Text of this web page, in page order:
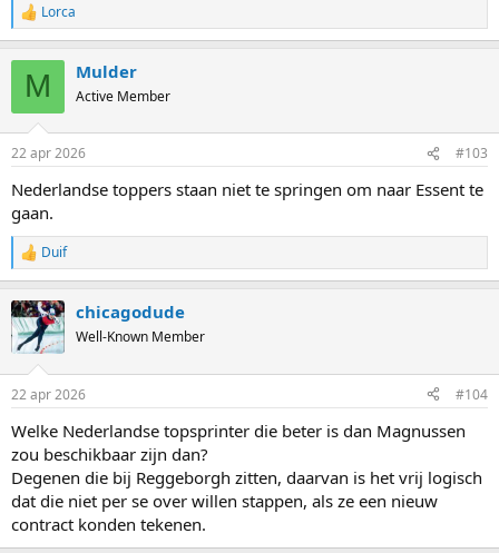
R
e
s
Lorca
M Mulder
Active Member
22 apr 2026 #103
Nederlandse toppers staan niet te springen om naar Essent te
gaan.
R
e
c
t
i
s
Duif
chicagodude
Well-Known Member
22 apr 2026 #104
Welke Nederlandse topsprinter die beter is dan Magnussen
zou beschikbaar zijn dan?
Degenen die bij Reggeborgh zitten, daarvan is het vrij logisch
dat die niet per se over willen stappen, als ze een nieuw
contract konden tekenen.